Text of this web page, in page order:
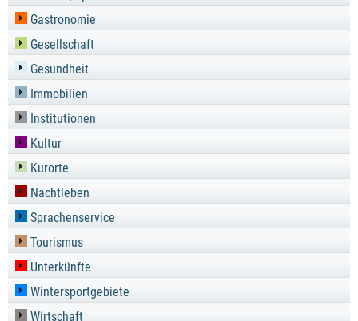
Gastronomie
Gesellschaft
Gesundheit
Immobilien
Institutionen
Kultur
Kurorte
Nachtleben
Sprachenservice
Tourismus
Unterkünfte
Wintersportgebiete
Wirtschaft